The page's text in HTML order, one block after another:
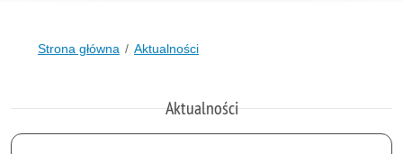
Strona główna Aktualności
Aktualności